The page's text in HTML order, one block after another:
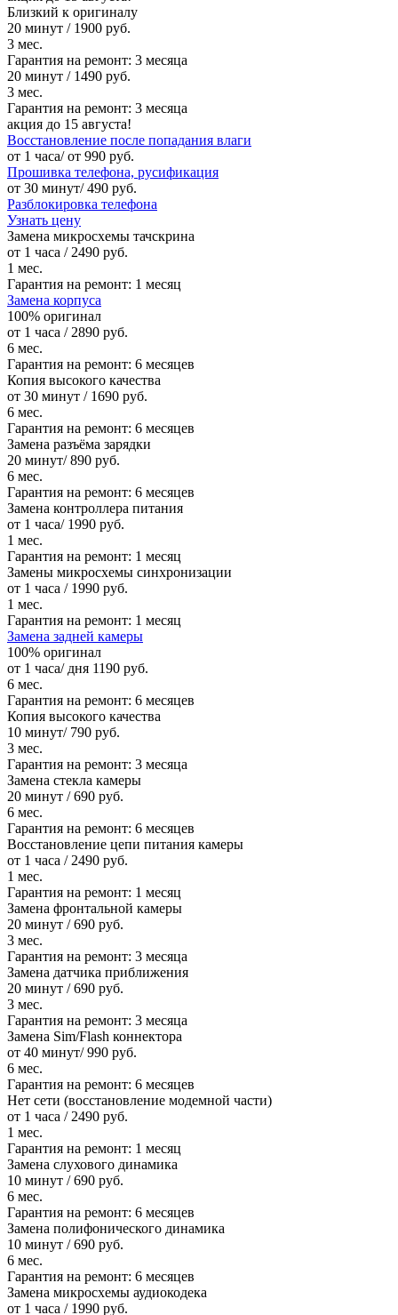
Близкий к оригиналу
20 минут / 1900 руб.
3 мес.
Гарантия на ремонт: 3 месяца
20 минут / 1490 руб.
3 мес.
Гарантия на ремонт: 3 месяца
акция до 15 августа!
Восстановление после попадания влаги
от 1 часа/ от 990 руб.
Прошивка телефона, русификация
от 30 минут/ 490 руб.
Разблокировка телефона
Узнать цену
Замена микросхемы тачскрина
от 1 часа / 2490 руб.
1 мес.
Гарантия на ремонт: 1 месяц
Замена корпуса
100% оригинал
от 1 часа / 2890 руб.
6 мес.
Гарантия на ремонт: 6 месяцев
Копия высокого качества
от 30 минут / 1690 руб.
6 мес.
Гарантия на ремонт: 6 месяцев
Замена разъёма зарядки
20 минут/ 890 руб.
6 мес.
Гарантия на ремонт: 6 месяцев
Замена контроллера питания
от 1 часа/ 1990 руб.
1 мес.
Гарантия на ремонт: 1 месяц
Замены микросхемы синхронизации
от 1 часа / 1990 руб.
1 мес.
Гарантия на ремонт: 1 месяц
Замена задней камеры
100% оригинал
от 1 часа/ дня 1190 руб.
6 мес.
Гарантия на ремонт: 6 месяцев
Копия высокого качества
10 минут/ 790 руб.
3 мес.
Гарантия на ремонт: 3 месяца
Замена стекла камеры
20 минут / 690 руб.
6 мес.
Гарантия на ремонт: 6 месяцев
Восстановление цепи питания камеры
от 1 часа / 2490 руб.
1 мес.
Гарантия на ремонт: 1 месяц
Замена фронтальной камеры
20 минут / 690 руб.
3 мес.
Гарантия на ремонт: 3 месяца
Замена датчика приближения
20 минут / 690 руб.
3 мес.
Гарантия на ремонт: 3 месяца
Замена Sim/Flash коннектора
от 40 минут/ 990 руб.
6 мес.
Гарантия на ремонт: 6 месяцев
Нет сети (восстановление модемной части)
от 1 часа / 2490 руб.
1 мес.
Гарантия на ремонт: 1 месяц
Замена слухового динамика
10 минут / 690 руб.
6 мес.
Гарантия на ремонт: 6 месяцев
Замена полифонического динамика
10 минут / 690 руб.
6 мес.
Гарантия на ремонт: 6 месяцев
Замена микросхемы аудиокодека
от 1 часа / 1990 руб.